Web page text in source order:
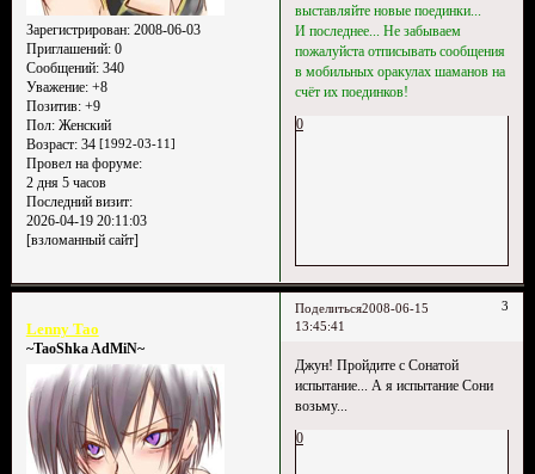
Зарегистрирован: 2008-06-03
Приглашений:0
Сообщений:340
Уважение: +8
Позитив: +9
Пол:Женский
Возраст:34 [1992-03-11]
Провел на форуме:
2 дня 5 часов
Последний визит:
2026-04-19 20:11:03
[взломанный сайт]
выставляйте новые поединки...
И последнее... Не забываем
пожалуйста отписывать сообщения
в мобильных оракулах шаманов на
счёт их поединков!
0
Поделиться 3
2008-06-15
13:45:41
Lenny Tao
~TaoShka AdMiN~
Джун! Пройдите с Сонатой
испытание... А я испытание Сони
возьму...
0